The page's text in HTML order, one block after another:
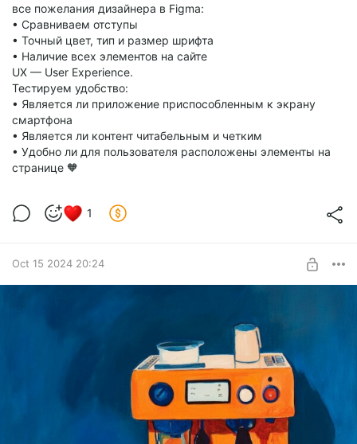
все пожелания дизайнера в Figma:
• Сравниваем отступы
• Точный цвет, тип и размер шрифта
• Наличие всех элементов на сайте
UX — User Experience.
Тестируем удобство:
• Является ли приложение приспособленным к экрану
смартфона
• Является ли контент читабельным и четким
• Удобно ли для пользователя расположены элементы на
странице 🧡
1
Oct 15 2024 20:24